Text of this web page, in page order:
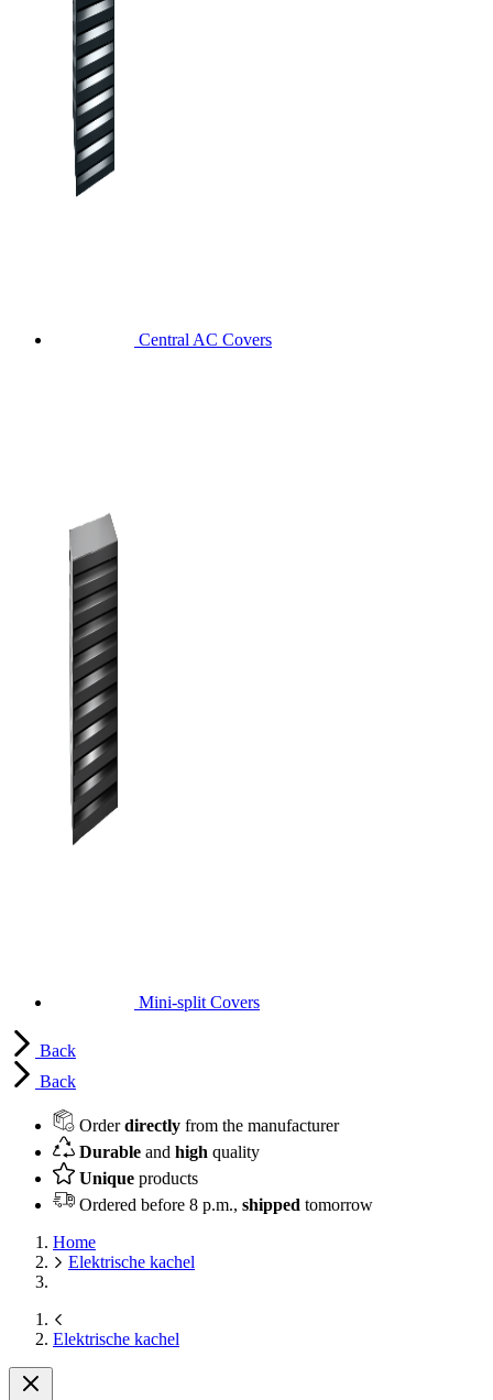
Central AC Covers
Mini-split Covers
Back
Back
Orderdirectly from the manufacturer
Durable and high quality
Unique products
Ordered before 8 p.m., shipped tomorrow
Home
Elektrische kachel
Elektrische kachel